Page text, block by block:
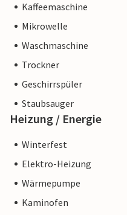
Kaffeemaschine
Mikrowelle
Waschmaschine
Trockner
Geschirrspüler
Staubsauger
Heizung / Energie
Winterfest
Elektro-Heizung
Wärmepumpe
Kaminofen